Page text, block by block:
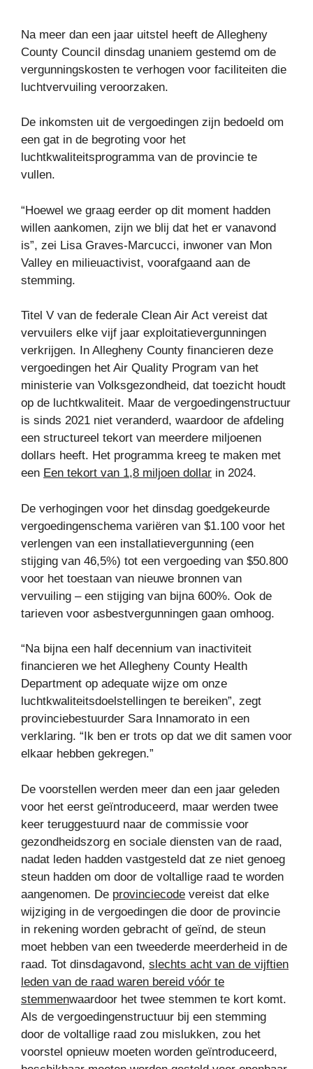
Na meer dan een jaar uitstel heeft de Allegheny
County Council dinsdag unaniem gestemd om de
vergunningskosten te verhogen voor faciliteiten die
luchtvervuiling veroorzaken.
De inkomsten uit de vergoedingen zijn bedoeld om
een ​​gat in de begroting voor het
luchtkwaliteitsprogramma van de provincie te
vullen.
“Hoewel we graag eerder op dit moment hadden
willen aankomen, zijn we blij dat het er vanavond
is”, zei Lisa Graves-Marcucci, inwoner van Mon
Valley en milieuactivist, voorafgaand aan de
stemming.
Titel V van de federale Clean Air Act vereist dat
vervuilers elke vijf jaar exploitatievergunningen
verkrijgen. In Allegheny County financieren deze
vergoedingen het Air Quality Program van het
ministerie van Volksgezondheid, dat toezicht houdt
op de luchtkwaliteit. Maar de vergoedingenstructuur
is sinds 2021 niet veranderd, waardoor de afdeling
een structureel tekort van meerdere miljoenen
dollars heeft. Het programma kreeg te maken met
een Een tekort van 1,8 miljoen dollar in 2024.
De verhogingen voor het dinsdag goedgekeurde
vergoedingenschema variëren van $1.100 voor het
verlengen van een installatievergunning (een
stijging van 46,5%) tot een vergoeding van $50.800
voor het toestaan ​​van nieuwe bronnen van
vervuiling – een stijging van bijna 600%. Ook de
tarieven voor asbestvergunningen gaan omhoog.
“Na bijna een half decennium van inactiviteit
financieren we het Allegheny County Health
Department op adequate wijze om onze
luchtkwaliteitsdoelstellingen te bereiken”, zegt
provinciebestuurder Sara Innamorato in een
verklaring. “Ik ben er trots op dat we dit samen voor
elkaar hebben gekregen.”
De voorstellen werden meer dan een jaar geleden
voor het eerst geïntroduceerd, maar werden twee
keer teruggestuurd naar de commissie voor
gezondheidszorg en sociale diensten van de raad,
nadat leden hadden vastgesteld dat ze niet genoeg
steun hadden om door de voltallige raad te worden
aangenomen. De provinciecode vereist dat elke
wijziging in de vergoedingen die door de provincie
in rekening worden gebracht of geïnd, de steun
moet hebben van een tweederde meerderheid in de
raad. Tot dinsdagavond, slechts acht van de vijftien
leden van de raad waren bereid vóór te
stemmenwaardoor het twee stemmen te kort komt.
Als de vergoedingenstructuur bij een stemming
door de voltallige raad zou mislukken, zou het
voorstel opnieuw moeten worden geïntroduceerd,